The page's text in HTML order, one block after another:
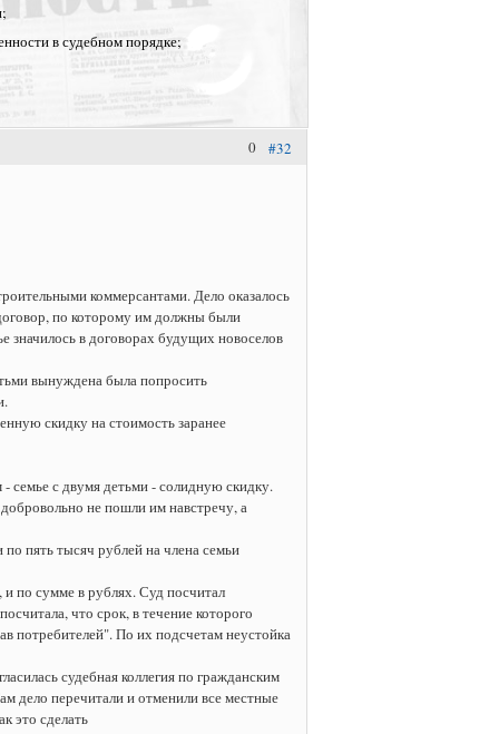
в судебном порядке;
#32
0
коммерсантами. Дело оказалось
по которому им должны были
значилось в договорах будущих новоселов
вынуждена была попросить
скидку на стоимость заранее
семье с двумя детьми - солидную скидку.
не пошли им навстречу, а
пять тысяч рублей на члена семьи
по сумме в рублях. Суд посчитал
что срок, в течение которого
потребителей". По их подсчетам неустойка
судебная коллегия по гражданским
дело перечитали и отменили все местные
это сделать